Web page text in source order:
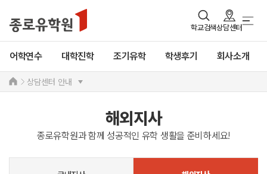
학교검색상담센터
어학연수 대학진학 조기유학 학생후기 회사소개
상담센터 안내
해외지사
종로유학원과 함께 성공적인 유학 생활을 준비하세요!